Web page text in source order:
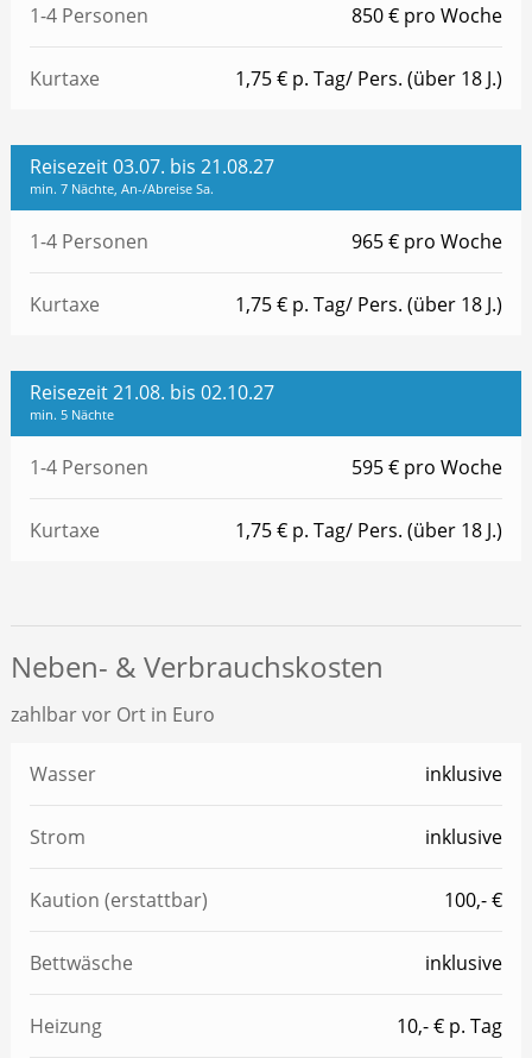
1-4 Personen 850 € pro Woche
Kurtaxe 1,75 € p. Tag/ Pers. (über 18 J.)
Reisezeit 03.07. bis 21.08.27
min. 7 Nächte, An-/Abreise Sa.
1-4 Personen 965 € pro Woche
Kurtaxe 1,75 € p. Tag/ Pers. (über 18 J.)
Reisezeit 21.08. bis 02.10.27
min. 5 Nächte
1-4 Personen 595 € pro Woche
Kurtaxe 1,75 € p. Tag/ Pers. (über 18 J.)
Neben- & Verbrauchskosten
zahlbar vor Ort in Euro
Wasser inklusive
Strom inklusive
Kaution (erstattbar) 100,- €
Bettwäsche inklusive
Heizung 10,- € p. Tag